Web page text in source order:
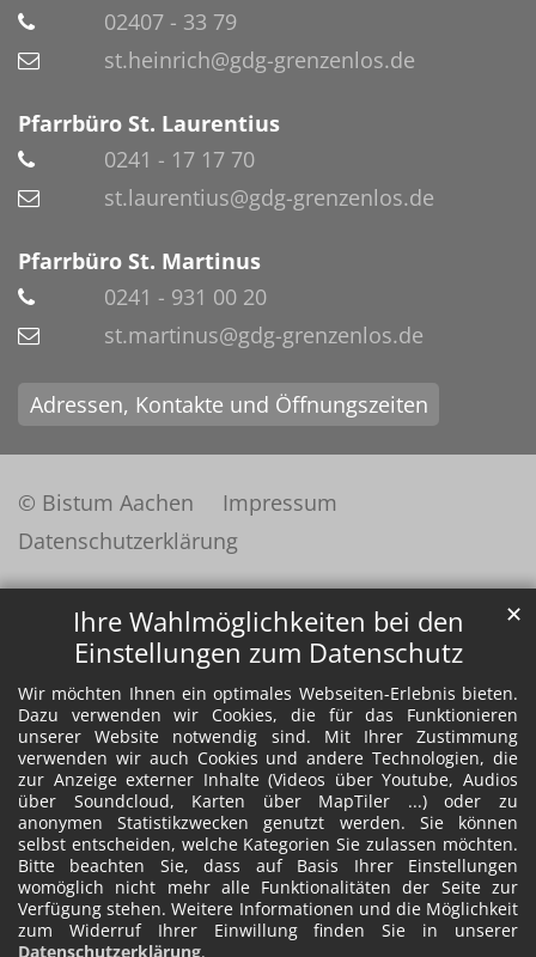
Ihre Wahlmöglichkeiten bei den
Einstellungen zum Datenschutz
Wir möchten Ihnen ein optimales Webseiten-Erlebnis bieten.
Dazu verwenden wir Cookies, die für das Funktionieren
unserer Website notwendig sind. Mit Ihrer Zustimmung
verwenden wir auch Cookies und andere Technologien, die
zur Anzeige externer Inhalte (Videos über Youtube, Audios
über Soundcloud, Karten über MapTiler ...) oder zu
anonymen Statistikzwecken genutzt werden. Sie können
selbst entscheiden, welche Kategorien Sie zulassen möchten.
Bitte beachten Sie, dass auf Basis Ihrer Einstellungen
womöglich nicht mehr alle Funktionalitäten der Seite zur
Verfügung stehen. Weitere Informationen und die Möglichkeit
zum Widerruf Ihrer Einwillung finden Sie in unserer
Datenschutzerklärung.
✕
02407 - 33 79
st.heinrich@gdg-grenzenlos.de
Pfarrbüro St. Laurentius
0241 - 17 17 70
st.laurentius@gdg-grenzenlos.de
Pfarrbüro St. Martinus
0241 - 931 00 20
st.martinus@gdg-grenzenlos.de
Adressen, Kontakte und Öffnungszeiten
© Bistum Aachen
Impressum
Datenschutzerklärung